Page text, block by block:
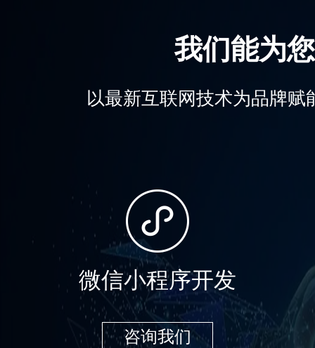
我们能为
以最新互联网技术为品牌
微信小程序开发
咨询我们